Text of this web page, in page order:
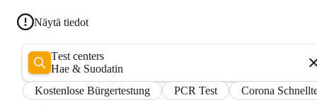
Näytä tiedot
Test centers
Hae & Suodatin
Kostenlose Bürgertestung
PCR Test Corona